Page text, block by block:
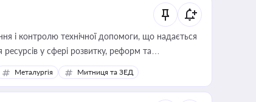
і контролю технічної допомоги, що надається
у сфері розвитку, реформ та
Металургія Митниця та ЗЕД